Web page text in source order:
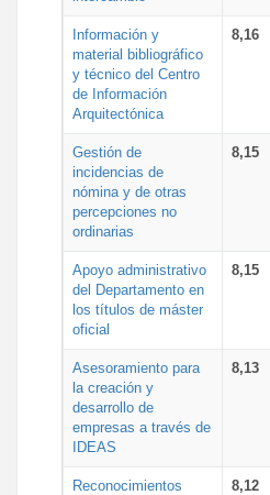
Información y
material bibliográfico
y técnico del Centro
de Información
Arquitectónica
8,16
Gestión de
incidencias de
nómina y de otras
percepciones no
ordinarias
8,15
Apoyo administrativo
del Departamento en
los títulos de máster
oficial
8,15
Asesoramiento para
la creación y
desarrollo de
empresas a través de
IDEAS
8,13
Reconocimientos
8,12